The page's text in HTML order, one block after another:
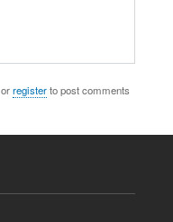
orregisterto post comments